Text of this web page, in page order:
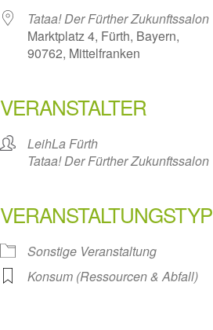
Tataa! Der Fürther Zukunftssalon
Marktplatz 4, Fürth, Bayern,
90762, Mittelfranken
VERANSTALTER
LeihLa Fürth
Tataa! Der Fürther Zukunftssalon
VERANSTALTUNGSTYP
Sonstige Veranstaltung
Konsum (Ressourcen & Abfall)